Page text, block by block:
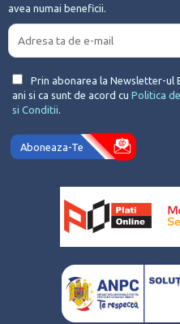
avea numai beneficii.
Prin abonarea la Newsletter-ul
ani si ca sunt de acord cu Politica
si Conditii.
Aboneaza-Te